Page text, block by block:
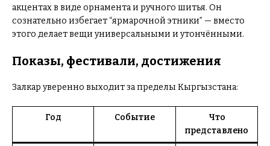
акцентах в виде орнамента и ручного шитья. Он
сознательно избегает “ярмарочной этники” — вместо
этого делает вещи универсальными и утончёнными.
Показы, фестивали, достижения
Залкар уверенно выходит за пределы Кыргызстана:
Год Событие
Что
представлено